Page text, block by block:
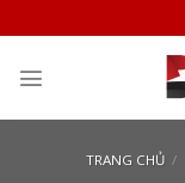
to
content
TRANG CHỦ /